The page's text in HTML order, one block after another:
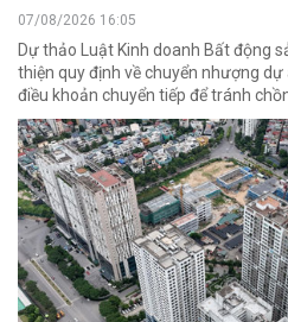
07/08/2026 16:05
Dự thảo Luật Kinh doanh Bất động
thiện quy định về chuyển nhượng
điều khoản chuyển tiếp để tránh